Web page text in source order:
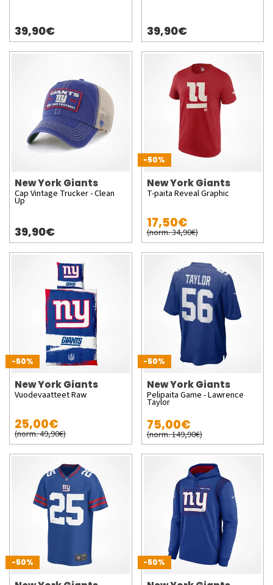
39,90€ 39,90€
New York Giants
Cap Vintage Trucker - Clean
Up
39,90€
-50%
New York Giants
T-paita Reveal Graphic
17,50€
(norm. 34,90€)
-50%
New York Giants
Vuodevaatteet Raw
25,00€
(norm. 49,90€)
-50%
New York Giants
Pelipaita Game - Lawrence
Taylor
75,00€
(norm. 149,90€)
-50% -50%